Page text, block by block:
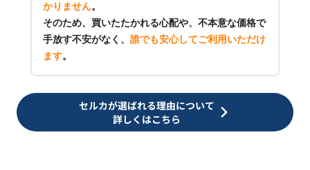
かりません。
そのため、買いたたかれる心配や、不本意な価格で
手放す不安がなく、 誰でも安心してご利用いただけ
ます。
セルカが選ばれる理由について
詳しくはこちら